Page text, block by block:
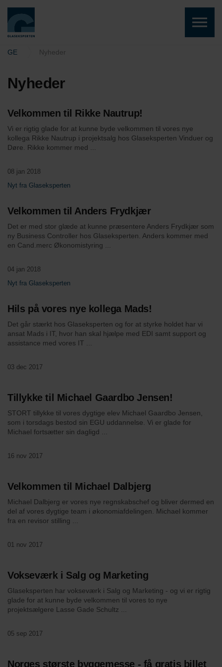
GE Nyheder
Nyheder
Velkommen til Rikke Nautrup!
Vi er rigtig glade for at kunne byde velkommen til vores nye
kollega Rikke Nautrup i projektsalg hos Glaseksperten Vinduer og
Døre. Rikke kommer med ...
08 jan 2018
Nyt fra Glaseksperten
Velkommen til Anders Frydkjær
Det er med stor glæde at kunne præsentere Anders Frydkjær som
ny Business Controller hos Glaseksperten. Anders kommer med
en Cand.merc Økonomistyring ...
04 jan 2018
Nyt fra Glaseksperten
Hils på vores nye kollega Mads!
Det går stærkt hos Glaseksperten og for at styrke holdet har vi
ansat Mads i IT, hvor han skal hjælpe med EDI samt support og
assistance med vores IT ...
03 dec 2017
Tillykke til Michael Gaardbo Jensen!
STORT tillykke til vores dygtige elev Michael Gaardbo Jensen,
som i torsdags bestod sin EGU uddannelse. Vi er glade for
Michael fortsætter sin dagligd ...
16 nov 2017
Velkommen til Michael Dalbjerg
Michael Dalbjerg er vores nye regnskabschef og bliver dermed en
del af vores dygtige team i økonomiafdelingen. Michael kommer
fra en revisor stilling ...
01 nov 2017
Vokseværk i Salg og Marketing
Glaseksperten har vokseværk i Salg og Marketing - og vi er rigtig
glade for at kunne byde velkommen til vores to nye
projektsælgere Lasse Gade Schultz ...
05 sep 2017
Norges største byggemesse - få gratis billet